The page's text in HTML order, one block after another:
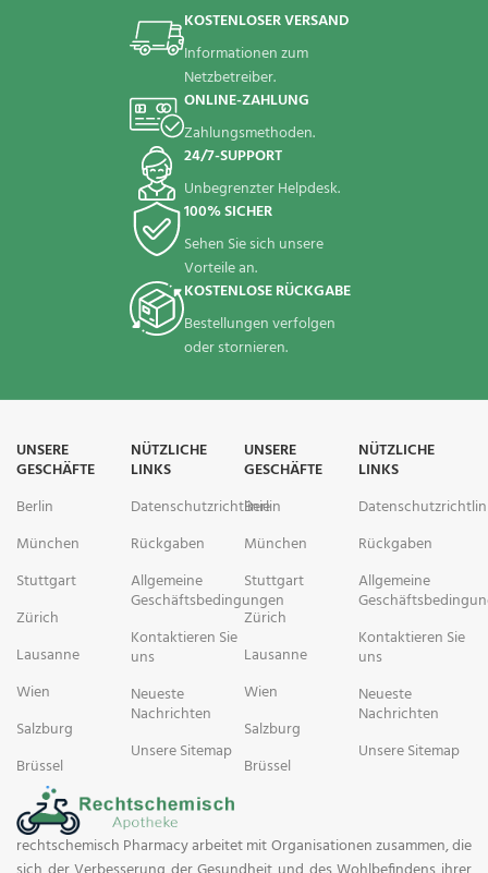
Teilen der Welt verfügbar. Sie
können Aprobarbiton jetzt online
zum besten Preis von zu Hause
aus kaufen. Wir sind nur einen
Klick entfernt. Senden Sie Ihre
Bestellung, um Aprobarbiton
online zu kaufen, noch heute und
lassen Sie es sich bald an die von
Ihnen angegebene Adresse
nur für Erwachsene geeignet und
Jahren verabreicht werden.
KOSTENLOSER VERSAND
Informationen zum
Netzbetreiber.
ONLINE-ZAHLUNG
Zahlungsmethoden.
24/7-SUPPORT
Unbegrenzter Helpdesk.
100% SICHER
Sehen Sie sich unsere
Vorteile an.
KOSTENLOSE RÜCKGABE
Bestellungen verfolgen
oder stornieren.
UNSERE
GESCHÄFTE
Berlin
München
Stuttgart
Zürich
Lausanne
Wien
Salzburg
Brüssel
NÜTZLICHE
LINKS
Datenschutzrichtlinie
Rückgaben
Allgemeine
Geschäftsbedingungen
Kontaktieren Sie
uns
Neueste
Nachrichten
Unsere Sitemap
UNSERE
GESCHÄFTE
Berlin
München
Stuttgart
Zürich
Lausanne
Wien
Salzburg
Brüssel
NÜTZLICHE
LINKS
Rückgaben
Allgemeine
Kontaktieren Sie
uns
Neueste
Nachrichten
Unsere Sitemap
rechtschemisch Pharmacy arbeitet mit Organisationen zusammen, die